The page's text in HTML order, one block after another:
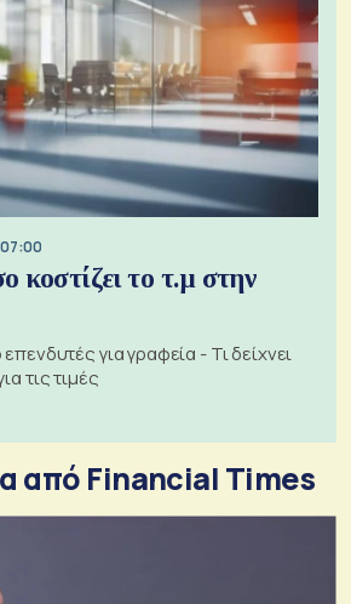
κοστίζει το τ.μ στην
για γραφεία - Τι δείχνει
τις τιμές
από Financial Times